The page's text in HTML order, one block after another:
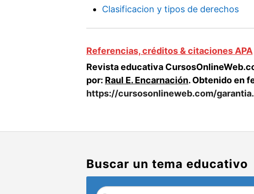
Clasificacion y tipos de derechos
Referencias, créditos & citaciones APA
Revista educativa
por: Raul E. Encarnación. Obtenido en
https://cursosonlineweb.com/
Buscar un tema educativo